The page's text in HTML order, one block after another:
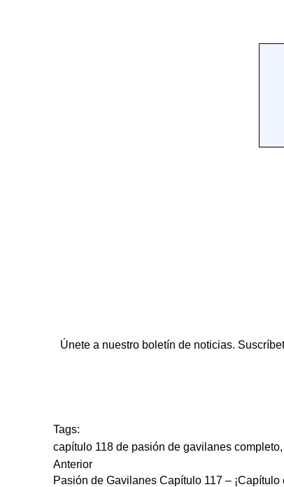
Únete a nuestro boletín de noticias.
Tags:
capítulo 118 de pasión de gavilanes completo,
Anterior
Pasión de Gavilanes Capítulo 117 – ¡Capítulo